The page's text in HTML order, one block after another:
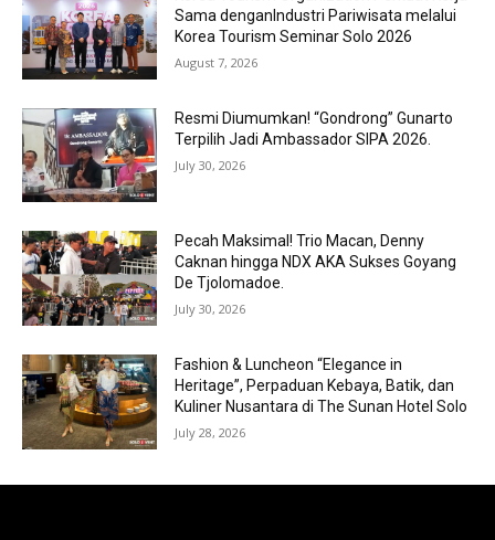
Sama denganIndustri Pariwisata melalui
Korea Tourism Seminar Solo 2026
August 7, 2026
Resmi Diumumkan! “Gondrong” Gunarto
Terpilih Jadi Ambassador SIPA 2026.
July 30, 2026
Pecah Maksimal! Trio Macan, Denny
Caknan hingga NDX AKA Sukses Goyang
De Tjolomadoe.
July 30, 2026
Fashion & Luncheon “Elegance in
Heritage”, Perpaduan Kebaya, Batik, dan
Kuliner Nusantara di The Sunan Hotel Solo
July 28, 2026